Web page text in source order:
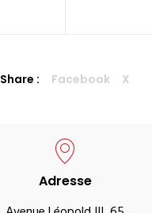
Share : Facebook X
Adresse